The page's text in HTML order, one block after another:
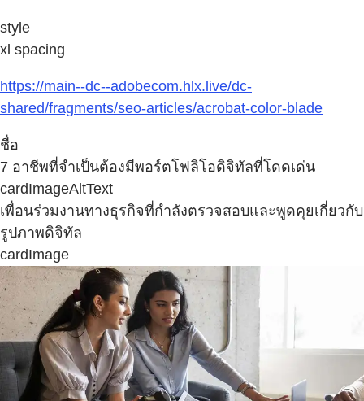
style
xl spacing
https://main--dc--adobecom.hlx.live/dc-
shared/fragments/seo-articles/acrobat-color-blade
ชื่อ
7 อาชีพที่จำเป็นต้องมีพอร์ตโฟลิโอดิจิทัลที่โดดเด่น
cardImageAltText
เพื่อนร่วมงานทางธุรกิจที่กำลังตรวจสอบและพูดคุยเกี่ยวกับ
รูปภาพดิจิทัล
cardImage